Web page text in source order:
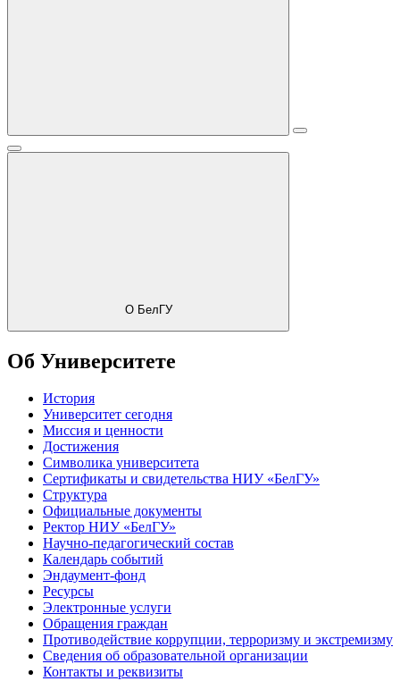
О БелГУ
Об Университете
История
Университет сегодня
Миссия и ценности
Достижения
Символика университета
Сертификаты и свидетельства НИУ «БелГУ»
Структура
Официальные документы
Ректор НИУ «БелГУ»
Научно-педагогический состав
Календарь событий
Эндаумент-фонд
Ресурсы
Электронные услуги
Обращения граждан
Противодействие коррупции, терроризму и экстремизму
Сведения об образовательной организации
Контакты и реквизиты